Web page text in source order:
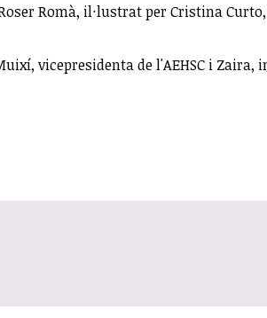
Romà, il·lustrat per Cristina
vicepresidenta de l'AEHSC i